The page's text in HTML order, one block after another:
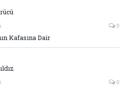
0
Kafasına Dair
0